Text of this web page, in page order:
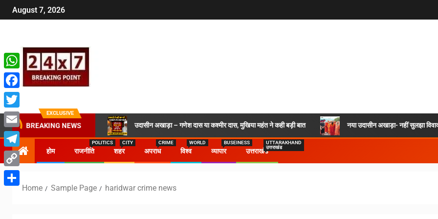
August 7, 2026
EXCLUSIVE
BREAKING NEWS उदासीन अखाड़ा – गणेश दास या कश्मीर दास, मुखिया महंत ने कही बड़ी बात नया उदासीन अखाड़ा- नहीं सुलझा
होम राजनीति
POLITICS
शहर
CITY
अपराध
CRIME
विश्व
WORLD
व्यापार
BUSEINESS
उत्तराखंड
UTTARAKHAND
उत्तराखंड
Home Sample Page haridwar crime news
WhatsApp
Facebook
Twitter
Email
Telegram
Copy
Share